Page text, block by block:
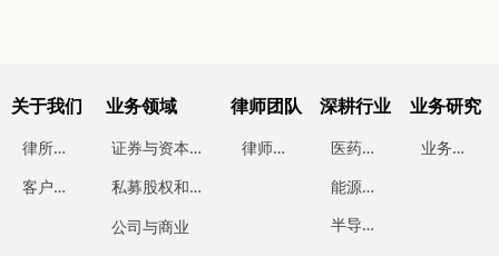
深耕行业
医
药行业
能
源行业
半
导体行业
证
券与资本市场
私
募股权和投资基金
公司与商业
业务领域
律
师团队
律师团队
关于我们
律
所简介
客
户案例
业务研究
业
务研究